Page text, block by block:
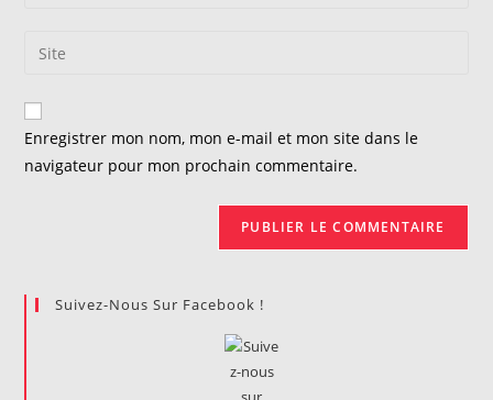
address
comment
Saisir
de
votre
(facultatif)
Enregistrer mon nom, mon e-mail et mon site dans le
navigateur pour mon prochain commentaire.
Suivez-Nous Sur Facebook !